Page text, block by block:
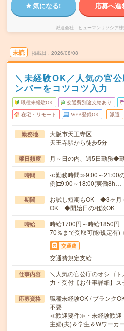
気になる! 応募へ進
派遣会社 ヒューマンリソシア
未読 掲載日 2026/08/08
＼未経験OK／人気の官
ンバーをコツコツ入力
職種未経験OK 交通費別途支給あり
在宅・リモート WEB登録OK 派遣
勤務地
大阪市天王寺区
天王寺駅から徒歩5分
曜日頻度 月～日の内、週5日勤務◆
時間
≪勤務時間≫9:00～21:00
例]□9:00～18:00(実働8h…
期間
お試し短期もOK ◆3ヶ
OK ◆開始日の相談OK
時給
時給1700円～時給1850
70％まで受取可能/規定有
交通費
交通費規定支給
仕事内容
＼人気の官公庁のオシゴ
力・受付【お仕事詳細】
応募資格
職種未経験OK / ブランク
不要
≪歓迎要件≫・未経験歓迎
主婦(夫)＆学生＆Wワーカ